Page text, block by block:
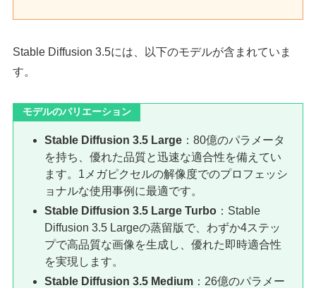
Stable Diffusion 3.5には、以下のモデルが含まれていま
す。
モデルのバリエーション
Stable Diffusion 3.5 Large：80億のパラメータ
を持ち、優れた品質と迅速な適合性を備えてい
ます。1メガピクセルの解像度でのプロフェッシ
ョナルな使用事例に最適です。
Stable Diffusion 3.5 Large Turbo：Stable
Diffusion 3.5 Largeの蒸留版で、わずか4ステッ
プで高品質な画像を生成し、優れた即時適合性
を実現します。
Stable Diffusion 3.5 Medium：26億のパラメー